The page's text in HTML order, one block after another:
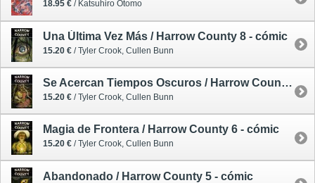
18.95 € / Katsuhiro Otomo
Una Última Vez Más / Harrow County 8 - cómic
15.20 € / Tyler Crook, Cullen Bunn
Se Acercan Tiempos Oscuros / Harrow County 7 - cómic
15.20 € / Tyler Crook, Cullen Bunn
Magia de Frontera / Harrow County 6 - cómic
15.20 € / Tyler Crook, Cullen Bunn
Abandonado / Harrow County 5 - cómic